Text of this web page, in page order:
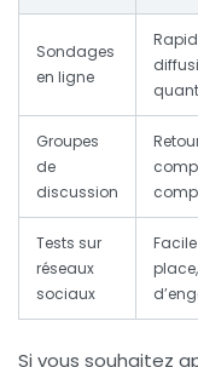
Sondages
en ligne
Groupes
de
discussion
Tests sur
réseaux
sociaux
Si vous souhaitez